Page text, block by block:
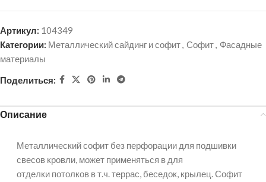
Артикул: 104349
Категории: Металлический сайдинг и софит, Софит, Фасадные
материалы
Поделиться:
Описание
Металлический софит без перфорации для подшивки
свесов кровли, может применяться в для
отделки потолков в т.ч. террас, беседок, крылец. Софит